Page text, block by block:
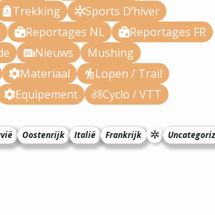
Trekking
Sports D’hiver
Reportages NL
Reportages FR
Nieuws
Mushing
Materiaal
Lopen / Trail
Equipement
Cyclo / VTT
Oostenrijk Italië Frankrijk